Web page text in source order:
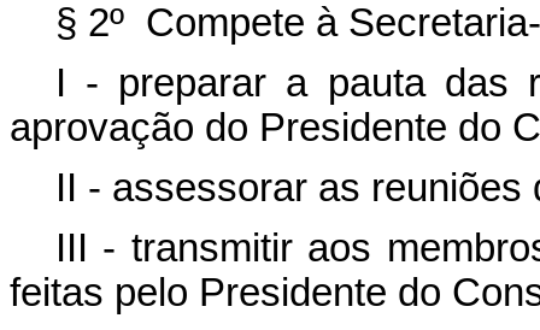
§ 2º Compete à
I - preparar a pauta das
aprovação do Presidente do
II - assessorar as reuniões
III - transmitir aos
feitas pelo Presidente do